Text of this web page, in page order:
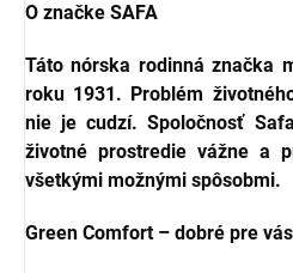
O značke SAFA
Táto nórska rodinná značka
roku 1931. Problém
nie je cudzí. Spoločnosť
životné prostredie vážne a
všetkými možnými spôsobmi.
Green Comfort – dobré pre